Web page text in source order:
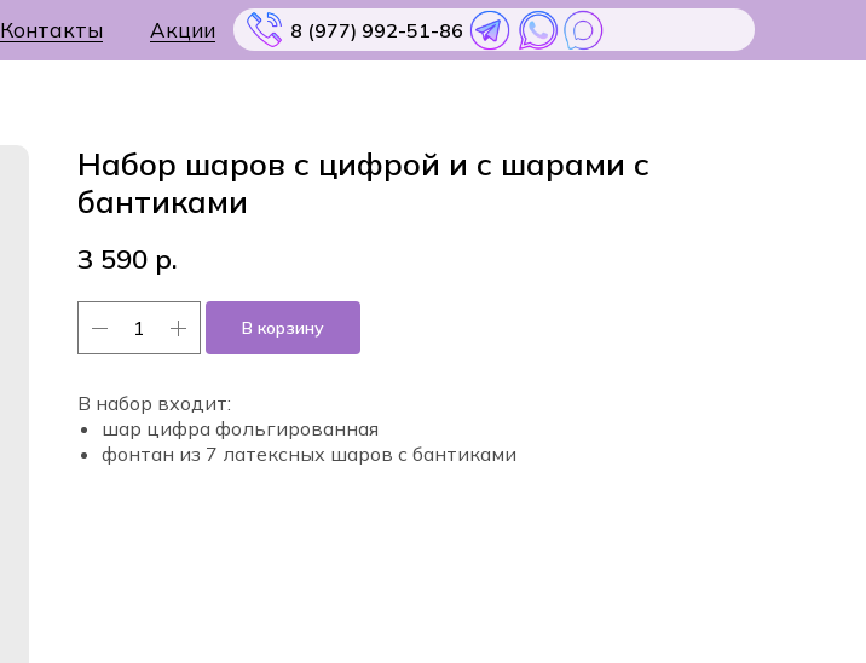
Акции
Контакты 8 (977) 992-51-86
Набор шаров с цифрой и с шарами с
бантиками
3 590 р.
В корзину
В набор входит:
шар цифра фольгированная
фонтан из 7 латексных шаров с бантиками